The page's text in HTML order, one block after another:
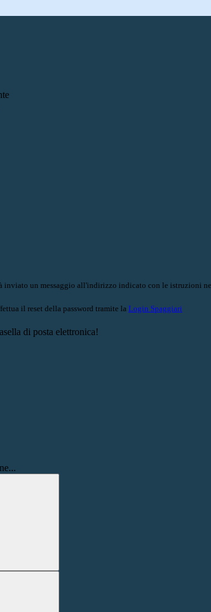
inviato un messaggio all'indirizzo indicato con le istruzioni
il reset della password tramite la Login Spaggiari
di posta elettronica!